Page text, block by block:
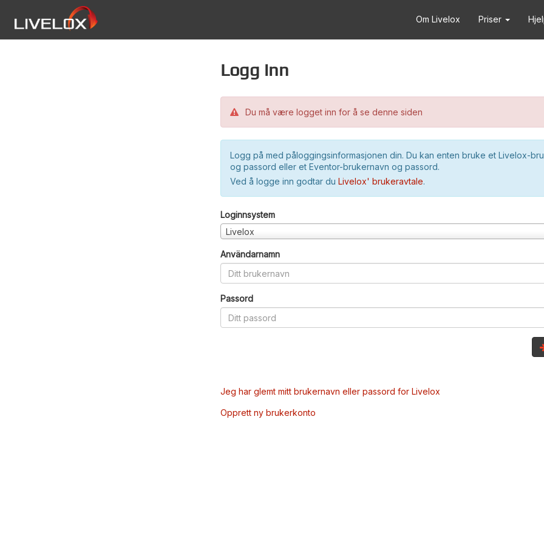
Om Livelox Priser
Logg inn
Du må være logget inn for å se denne siden
Logg på med påloggingsinformasjonen din. Du kan enten bruke et Livelox-
og passord eller et Eventor-brukernavn og passord.
Ved å logge inn godtar du Livelox' brukeravtale.
Loginnsystem
Livelox
Användarnamn
Passord
Jeg har glemt mitt brukernavn eller passord for Livelox
Opprett ny brukerkonto